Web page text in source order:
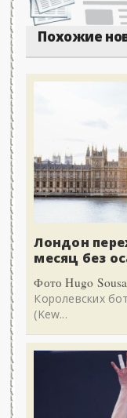
Похожие
Лондон
месяц без
Фото Hugo
Королевских
(Kew...